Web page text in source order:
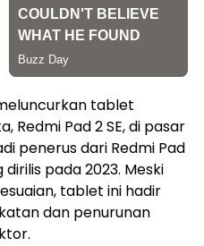
tablet
Redmi Pad 2 SE, di pasar
penerus dari Redmi Pad
pada 2023. Meski
tablet ini hadir
dan penurunan